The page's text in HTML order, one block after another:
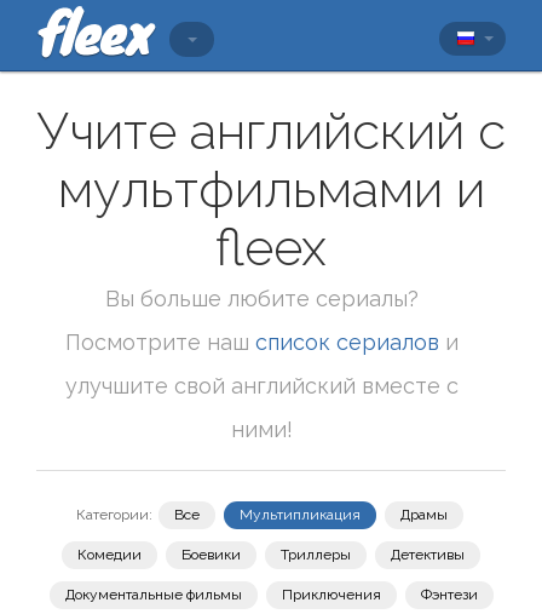
Учите английский с
мультфильмами и
fleex
Вы больше любите сериалы?
Посмотрите наш список сериалов и
улучшите свой английский вместе с
ними!
Категории: Все Мультипликация Драмы
Комедии Боевики Триллеры Детективы
Документальные фильмы Приключения Фэнтези